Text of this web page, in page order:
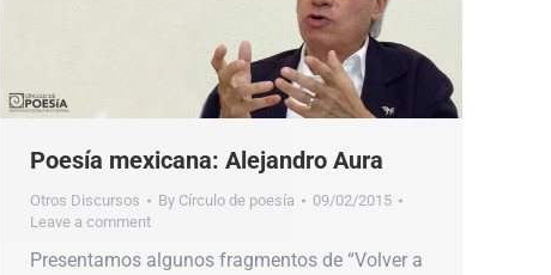
Poesía mexicana: Alejandro Aura
Otros Discursos By Círculo de poesía
09/02/2015
Leave a comment
Presentamos algunos fragmentos de “Volver a